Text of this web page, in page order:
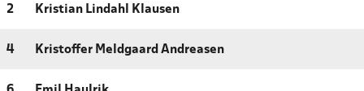
2 Kristian Lindahl Klausen
4 Kristoffer Meldgaard Andreasen